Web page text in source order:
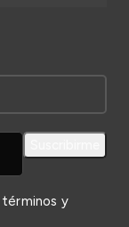
términos y